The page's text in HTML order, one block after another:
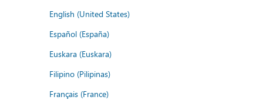
English (United States)
Español (España)
Euskara (Euskara)
Filipino (Pilipinas)
Français (France)